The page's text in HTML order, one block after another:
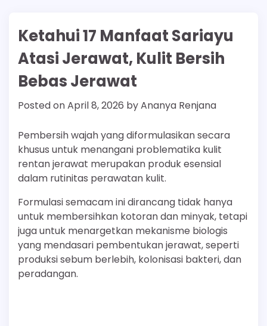
Ketahui 17 Manfaat Sariayu
Atasi Jerawat, Kulit Bersih
Bebas Jerawat
Posted onApril 8, 2026 byAnanya Renjana
Pembersih wajah yang diformulasikan secara
khusus untuk menangani problematika kulit
rentan jerawat merupakan produk esensial
dalam rutinitas perawatan kulit.
Formulasi semacam ini dirancang tidak hanya
untuk membersihkan kotoran dan minyak, tetapi
juga untuk menargetkan mekanisme biologis
yang mendasari pembentukan jerawat, seperti
produksi sebum berlebih, kolonisasi bakteri, dan
peradangan.